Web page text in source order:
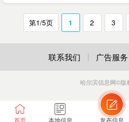
第1/5页 1 2 3
首页 本地信息 发布信息
联系我们 广告服务
哈尔滨信息网©版